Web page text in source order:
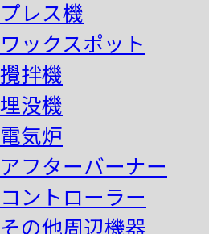
プレス機
ワックスポット
攪拌機
埋没機
電気炉
アフターバーナー
コントローラー
その他周辺機器
や生産量など
鋳造機や溶解
ます。また、
や安全機構等
マイズの内容
し装置の仕様を